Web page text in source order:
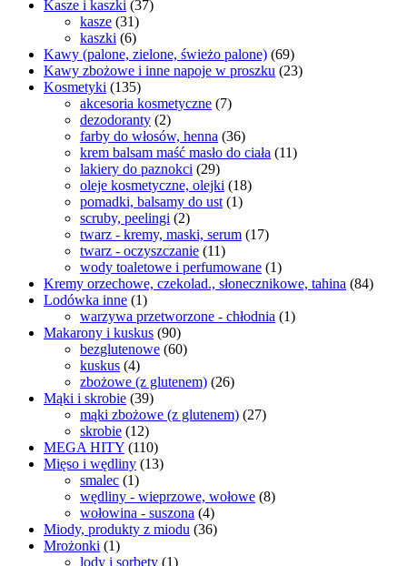
Kasze i kaszki (37)
kasze (31)
kaszki (6)
Kawy (palone, zielone, świeżo palone) (69)
Kawy zbożowe i inne napoje w proszku (23)
Kosmetyki (135)
akcesoria kosmetyczne (7)
dezodoranty (2)
farby do włosów, henna (36)
krem balsam maść masło do ciała (11)
lakiery do paznokci (29)
oleje kosmetyczne, olejki (18)
pomadki, balsamy do ust (1)
scruby, peelingi (2)
twarz - kremy, maski, serum (17)
twarz - oczyszczanie (11)
wody toaletowe i perfumowane (1)
Kremy orzechowe, czekolad., słonecznikowe, tahina (84)
Lodówka inne (1)
warzywa przetworzone - chłodnia (1)
Makarony i kuskus (90)
bezglutenowe (60)
kuskus (4)
zbożowe (z glutenem) (26)
Mąki i skrobie (39)
mąki zbożowe (z glutenem) (27)
skrobie (12)
MEGA HITY (110)
Mięso i wędliny (13)
smalec (1)
wędliny - wieprzowe, wołowe (8)
wołowina - suszona (4)
Miody, produkty z miodu (36)
Mrożonki (1)
lody i sorbety (1)